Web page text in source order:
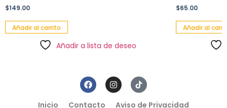
$149.00
Añadir al carrito
Añadir a lista de deseo
$65.00
Añadir al
Inicio Contacto Aviso de Privacidad